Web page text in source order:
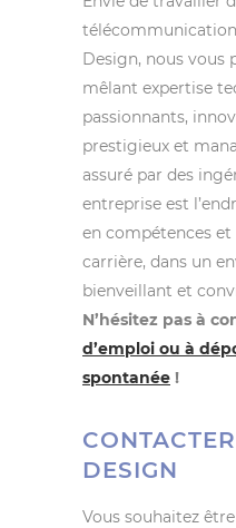
Design, nous vous
mêlant expertise
passionnants,
prestigieux et
assuré par des
entreprise est
en compétences
carrière, dans un
bienveillant et
N’hésitez pas à
d’emploi ou à
spontanée !
DESIGN
Vous souhaitez